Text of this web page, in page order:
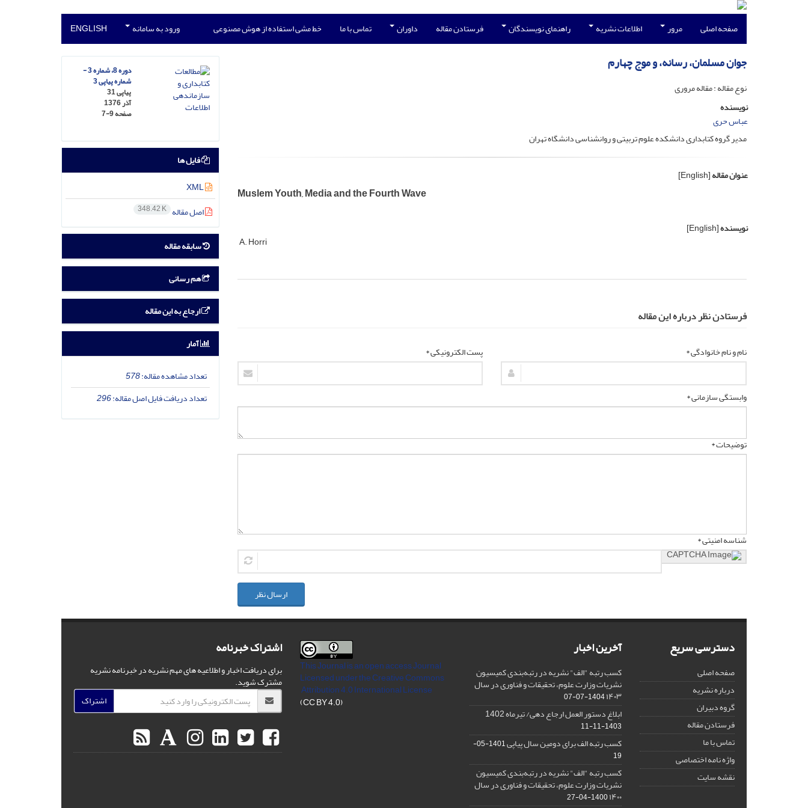
صفحه اصلی مرور اطلاعات نشریه راهنمای نویسندگان فرستادن مقاله داوران تماس با ما خط مشی استفاده از هوش مصنوعی ورود به سامانه ENGLISH
جوان مسلمان، رسانه، و موج چهارم
نوع مقاله : مقاله مروری
نویسنده
عباس حری
مدیر گروه کتابداری دانشکده علوم تربیتی و روانشناسی دانشگاه تهران
عنوان مقاله[English]
Muslem Youth, Media and the Fourth Wave
نویسنده[English]
A. Horri
فرستادن نظر درباره این مقاله
نام و نام خانوادگی * پست الکترونیکی *
وابستگی سازمانی *
توضیحات *
شناسه امنیتی *
ارسال نظر
دوره 8، شماره 3 -
شماره پیاپی 3
پیاپی 31
آذر 1376
صفحه7-9
فایل ها
XML
اصل مقاله 348.42 K
سابقه مقاله
هم رسانی
ارجاع به این مقاله
آمار
تعداد مشاهده مقاله:578
تعداد دریافت فایل اصل مقاله:296
دسترسی سریع
صفحه اصلی
درباره نشریه
گروه دبیران
فرستادن مقاله
تماس با ما
واژه نامه اختصاصی
نقشه سایت
آخرین اخبار
کسب رتبه "الف" نشریه در رتبه‌بندی کمیسیون
نشریات وزارت علوم، تحقیقات و فناوری در سال
۱۴۰۳1404-07-07
ابلاغ دستور العمل ارجاع دهی/ تیرماه 1402
1403-11-11
کسب رتبه الف برای دومین سال پیاپی
1401-05-
19
کسب رتبه "الف" نشریه در رتبه‌بندی کمیسیون
نشریات وزارت علوم، تحقیقات و فناوری در سال
۱۴۰۰1400-04-27
This Journal is an open access Journal
Licensedunder the Creative Commons
Attribution 4.0 International License
(CC BY 4.0)
اشتراک خبرنامه
برای دریافت اخبار و اطلاعیه های مهم نشریه در خبرنامه نشریه
مشترک شوید.
اشتراک